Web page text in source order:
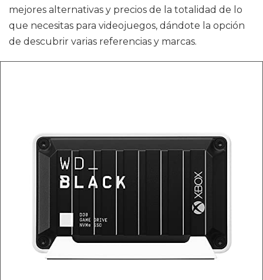
mejores alternativas y precios de la totalidad de lo
que necesitas para videojuegos, dándote la opción
de descubrir varias referencias y marcas.